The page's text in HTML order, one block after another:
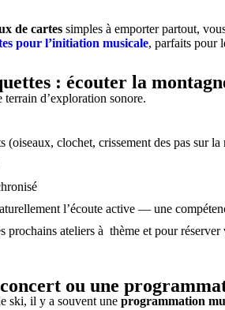
de cartes simples à emporter partout,
pour l’initiation musicale, parfaits pour
: écouter la
d’exploration sonore.
(oiseaux, clochet, crissement des pas sur
l’écoute active — une
prochains ateliers à thème et pour
ou une
ski, il y a souvent uneprogrammation